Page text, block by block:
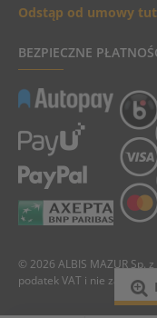
Odstąp od umowy
BEZPIECZNE
© 2026 ALBIS MAZUR Sp.
podatek VAT i nie